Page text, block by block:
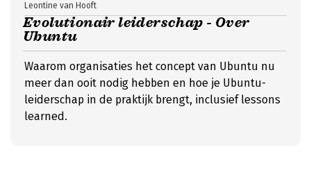
Evolutionair leiderschap - Over
Ubuntu
Leontine van Hooft
Waarom organisaties het concept van Ubuntu nu
meer dan ooit nodig hebben en hoe je Ubuntu-
leiderschap in de praktijk brengt, inclusief lessons
learned.